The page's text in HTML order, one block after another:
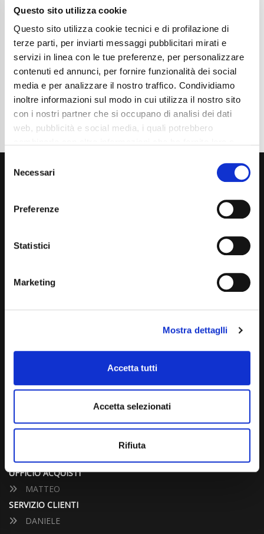
Questo sito utilizza cookie
Questo sito utilizza cookie tecnici e di profilazione di
terze parti, per inviarti messaggi pubblicitari mirati e
servizi in linea con le tue preferenze, per personalizzare
contenuti ed annunci, per fornire funzionalità dei social
media e per analizzare il nostro traffico. Condividiamo
inoltre informazioni sul modo in cui utilizza il nostro sito
con i nostri partner che si occupano di analisi dei dati
web, pubblicità e social media, i quali potrebbero
mera chiusura del banner non comporta l’accettazione
tutti” o selezionando le diverse categorie di cookies
Selection
Necessari
Preferenze
Statistici
Marketing
Mostra dettaglli
Accetta tutti
Accetta selezionati
Rifiuta
Chilometraggio
Cambio
Automatico
Normativa Euro
Euro 6d
Dettaglio
Via Giuditta Pasta 2, Como (CO) 22100
info@carspecialist.eu
Dal Lunedì al Venerdì: 09:00 - 12:30 | 14:00 - 19:00
Domenica: chiuso
CONTATTA UN CONSULENTE
UFFICIO VENDITE
UFFICIO ACQUISTI
MATTEO
SERVIZIO CLIENTI
DANIELE